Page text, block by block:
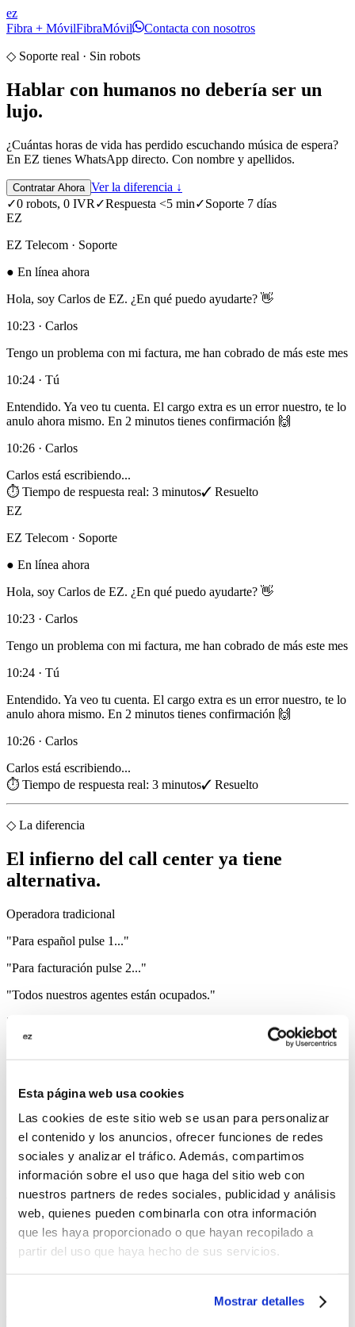
Esta página web usa cookies
Las cookies de este sitio web se usan para personalizar
el contenido y los anuncios, ofrecer funciones de redes
sociales y analizar el tráfico. Además, compartimos
información sobre el uso que haga del sitio web con
nuestros partners de redes sociales, publicidad y análisis
web, quienes pueden combinarla con otra información
que les haya proporcionado o que hayan recopilado a
partir del uso que haya hecho de sus servicios.
Mostrar detalles
ez
Fibra + MóvilFibraMóvil Contacta con nosotros
◇ Soporte real · Sin robots
Hablar con humanos no debería ser un
lujo.
¿Cuántas horas de vida has perdido escuchando música de espera?
En EZ tienes WhatsApp directo. Con nombre y apellidos.
Contratar Ahora Ver la diferencia ↓
✓0 robots, 0 IVR ✓Respuesta <5 min✓Soporte 7 días
EZ
EZ Telecom · Soporte
● En línea ahora
Hola, soy Carlos de EZ. ¿En qué puedo ayudarte? 👋
10:23 · Carlos
Tengo un problema con mi factura, me han cobrado de más este mes
10:24 · Tú
Entendido. Ya veo tu cuenta. El cargo extra es un error nuestro, te lo
anulo ahora mismo. En 2 minutos tienes confirmación 🙌
10:26 · Carlos
Carlos está escribiendo...
⏱ Tiempo de respuesta real: 3 minutos✓ Resuelto
EZ
EZ Telecom · Soporte
● En línea ahora
Hola, soy Carlos de EZ. ¿En qué puedo ayudarte? 👋
10:23 · Carlos
Tengo un problema con mi factura, me han cobrado de más este mes
10:24 · Tú
Entendido. Ya veo tu cuenta. El cargo extra es un error nuestro, te lo
anulo ahora mismo. En 2 minutos tienes confirmación 🙌
10:26 · Carlos
Carlos está escribiendo...
⏱ Tiempo de respuesta real: 3 minutos✓ Resuelto
◇ La diferencia
El infierno del call center ya tiene
alternativa.
Operadora tradicional
"Para español pulse 1..."
"Para facturación pulse 2..."
"Todos nuestros agentes están ocupados."
"Tiempo de espera estimado: 35 minutos."
📵 Llamada cortada.
Tiempo promedio de resolución: 3 días
Agentes que conocen tu caso: 0
Horas de vida perdidas: demasiadas
EZ Telecom
WhatsApp → Carlos responde
"Hola, veo tu cuenta. Resuelto en 5 minutos." ✓ Confirmación en 2
minutos
✓Tiempo de respuesta: <5 minutos